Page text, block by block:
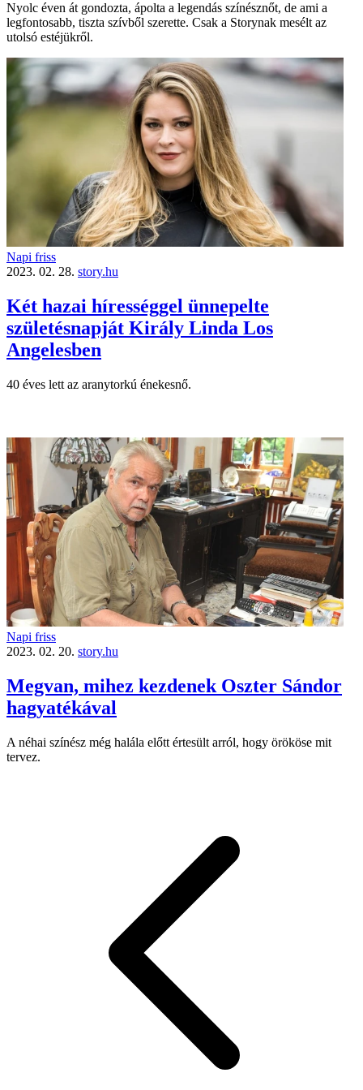
Nyolc éven át gondozta, ápolta a legendás színésznőt, de ami a
legfontosabb, tiszta szívből szerette. Csak a Storynak mesélt az
utolsó estéjükről.
Napi friss
2023. 02. 28. story.hu
Két hazai hírességgel ünnepelte
születésnapját Király Linda Los
Angelesben
40 éves lett az aranytorkú énekesnő.
Napi friss
2023. 02. 20. story.hu
Megvan, mihez kezdenek Oszter Sándor
hagyatékával
A néhai színész még halála előtt értesült arról, hogy örököse mit
tervez.